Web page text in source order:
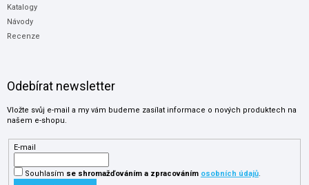
Katalogy
Návody
Recenze
Odebírat newsletter
Vložte svůj e-mail a my vám budeme zasílat informace o nových produktech na
našem e-shopu.
E-mail
Souhlasím se shromažďováníma zpracováním osobních údajů.